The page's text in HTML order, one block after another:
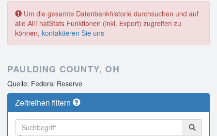
Um die gesamte Datenbankhistorie durchsuchen und auf
alle AllThatStats Funktionen (inkl. Export) zugreifen zu
können, kontaktieren Sie uns
PAULDING COUNTY, OH
Quelle: Federal Reserve
Zeitreihen filtern